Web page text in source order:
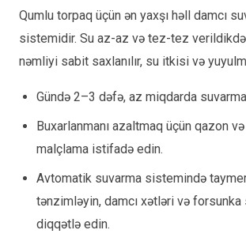
Qumlu torpaq üçün ən yaxşı həll damcı
sistemidir. Su az-az və tez-tez verildikdə
nəmliyi sabit saxlanılır, su itkisi və
Gündə 2–3 dəfə, az miqdarda
Buxarlanmanı azaltmaq üçün qazon
malçlama istifadə edin.
Avtomatik suvarma sistemində
tənzimləyin, damcı xətləri və
diqqətlə edin.